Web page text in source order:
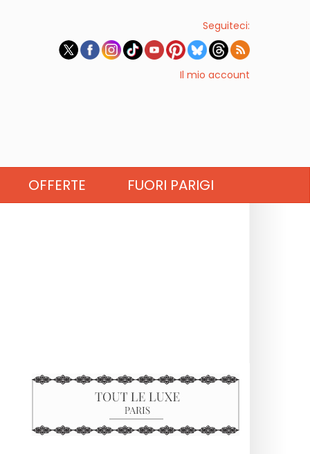
Seguiteci:
Il mio account
OFFERTE FUORI PARIGI